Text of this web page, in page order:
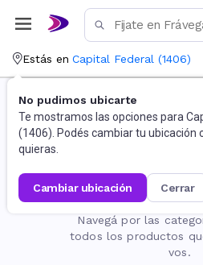
Estás en Capital Federal (1406)
No pudimos ubicarte
Te mostramos las opciones para
(1406). Podés cambiar tu ubicación
quieras.
cambiar ubicación cerrar
La página
Navegá por las
todos los productos
vos.